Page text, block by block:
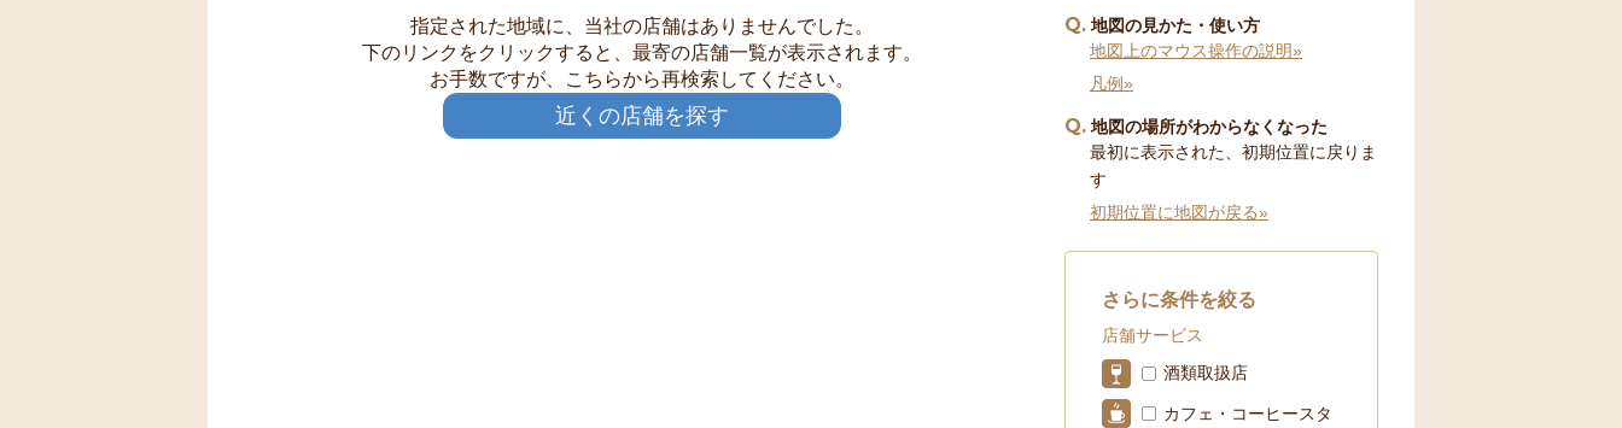
指定された地域に、当社の店舗はありませんでした。
下のリンクをクリックすると、最寄の店舗一覧が表示されます。
お手数ですが、こちらから再検索してください。
近くの店舗を探す
Q 地図の見かた・使い方
地図上のマウス操作の説明»
凡例»
Q 地図の場所がわからなくなった
最初に表示された、初期位置に戻りま
す
初期位置に地図が戻る»
さらに条件を絞る
店舗サービス
酒類取扱店
カフェ・コーヒースタ